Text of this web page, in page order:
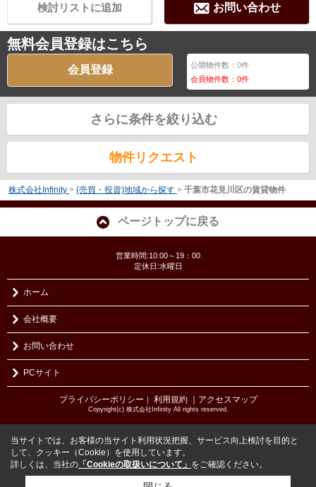
お問い合わせ
検討リストに追加
無料会員登録はこちら
会員登録 公開物件数：0件
会員物件数：0件
さらに条件を絞り込む
物件リクエスト
株式会社Infinity > (売買・投資)地域から探す > 千葉市花見川区の賃貸物件
ページトップに戻る
営業時間:10:00～19：00
定休日:水曜日
ホーム
会社概要
お問い合わせ
PCサイト
プライバシーポリシー ｜ 利用規約 ｜アクセスマップ
Copyright(c) 株式会社Infinity All rights reserved.
当サイトでは、お客様の当サイト利用状況把握、サービス向上検討を目的と
して、クッキー（Cookie）を使用しています。
詳しくは、当社の 「Cookieの取扱いについて」 をご確認ください。